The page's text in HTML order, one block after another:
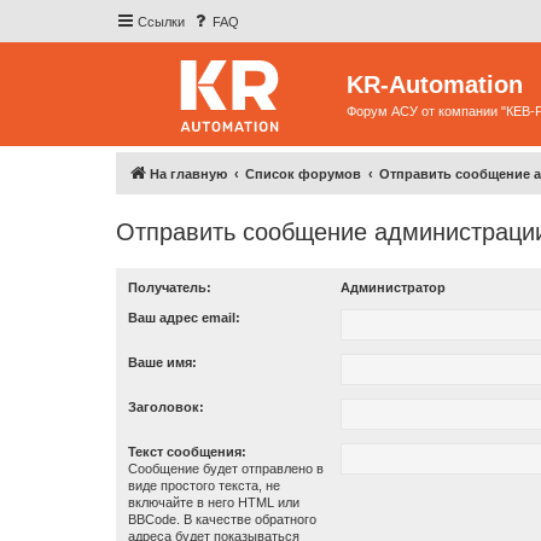
Ссылки FAQ
KR-Automation
Форум АСУ от компании "КЕВ-
На главную Список форумов Отправить сообщение
Отправить сообщение
Получатель: Администратор
Ваш адрес email:
Ваше имя:
Заголовок:
Текст сообщения:
Сообщение будет отправлено в
виде простого текста, не
включайте в него HTML или
BBCode. В качестве обратного
адреса будет показываться